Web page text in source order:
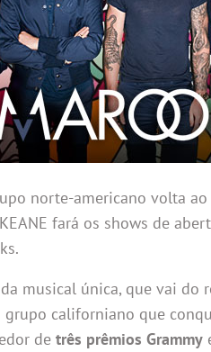
norte-americano volta
fará os shows de
musical única, que vai do
grupo californiano que
de três prêmios Grammy